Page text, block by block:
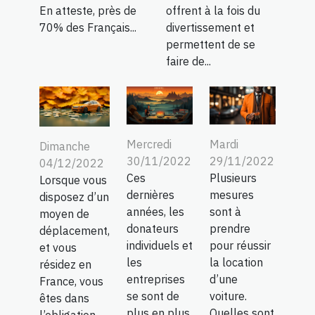
En atteste, près de
70% des Français...
offrent à la fois du
divertissement et
permettent de se
faire de...
Dimanche
04/12/2022
Lorsque vous
disposez d’un
moyen de
déplacement,
et vous
résidez en
France, vous
êtes dans
Mercredi
30/11/2022
Ces
dernières
années, les
donateurs
individuels et
les
entreprises
se sont de
Mardi
29/11/2022
Plusieurs
mesures
sont à
prendre
pour réussir
la location
d’une
voiture.